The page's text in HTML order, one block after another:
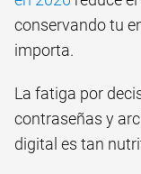
conservando tu
importa.
La fatiga por
contraseñas y
digital es tan